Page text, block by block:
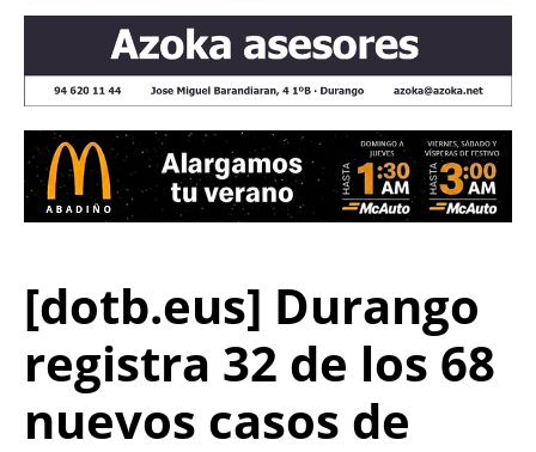
[dotb.eus] Durango
registra 32 de los 68
nuevos casos de